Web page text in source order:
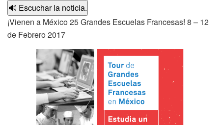
🔊 Escuchar la noticia.
¡Vienen a México 25 Grandes Escuelas Francesas! 8 – 12
de Febrero 2017